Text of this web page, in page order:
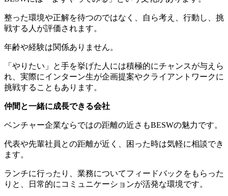
整った環境や正解を待つのではなく、自ら考え、行動し、挑
戦する人が評価されます。
年齢や経験は関係ありません。
「やりたい」と手を挙げた人には積極的にチャンスが与えら
れ、実際にインターン生が企画提案やクライアントワークに
挑戦することもあります。
仲間と一緒に成長できる会社
ベンチャー企業ならではの距離の近さもBESWの魅力です。
代表や先輩社員との距離が近く、困った時は気軽に相談でき
ます。
ランチに行ったり、業務についてフィードバックをもらった
りと、日常的にコミュニケーションが活発な環境です。